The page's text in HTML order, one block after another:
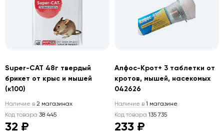
Super-CAT 48г твердый
брикет от крыс и мышей
(к100)
Наличие в 2 магазинах
Код товара 38 445
32 ₽
Алфос-Крот+ 3 таблетки от
кротов, мышей, насекомых
042626
Наличие в 1 магазине
Код товара 135 735
233 ₽